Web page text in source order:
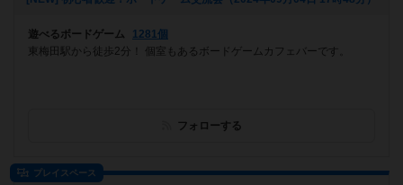
遊べるボードゲーム
1281個
東梅田駅から徒歩2分！ 個室もあるボードゲームカフェバーです。
フォローする
プレイスペース